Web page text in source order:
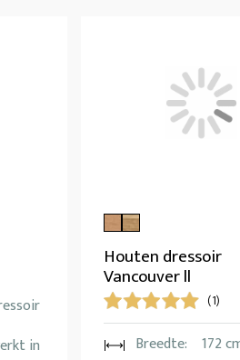
in
Houten dressoir
Vancouver ll
(1)
Breedte:
172